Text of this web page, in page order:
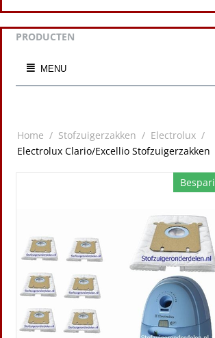
PRODUCTEN
MENU
Home / Stofzuigerzakken / Electrolux /
Electrolux Clario/Excellio Stofzuigerzakken